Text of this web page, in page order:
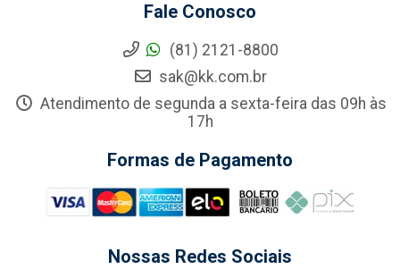
Fale Conosco
(81) 2121-8800
sak@kk.com.br
Atendimento de segunda a sexta-feira das 09h às
17h
Formas de Pagamento
Nossas Redes Sociais